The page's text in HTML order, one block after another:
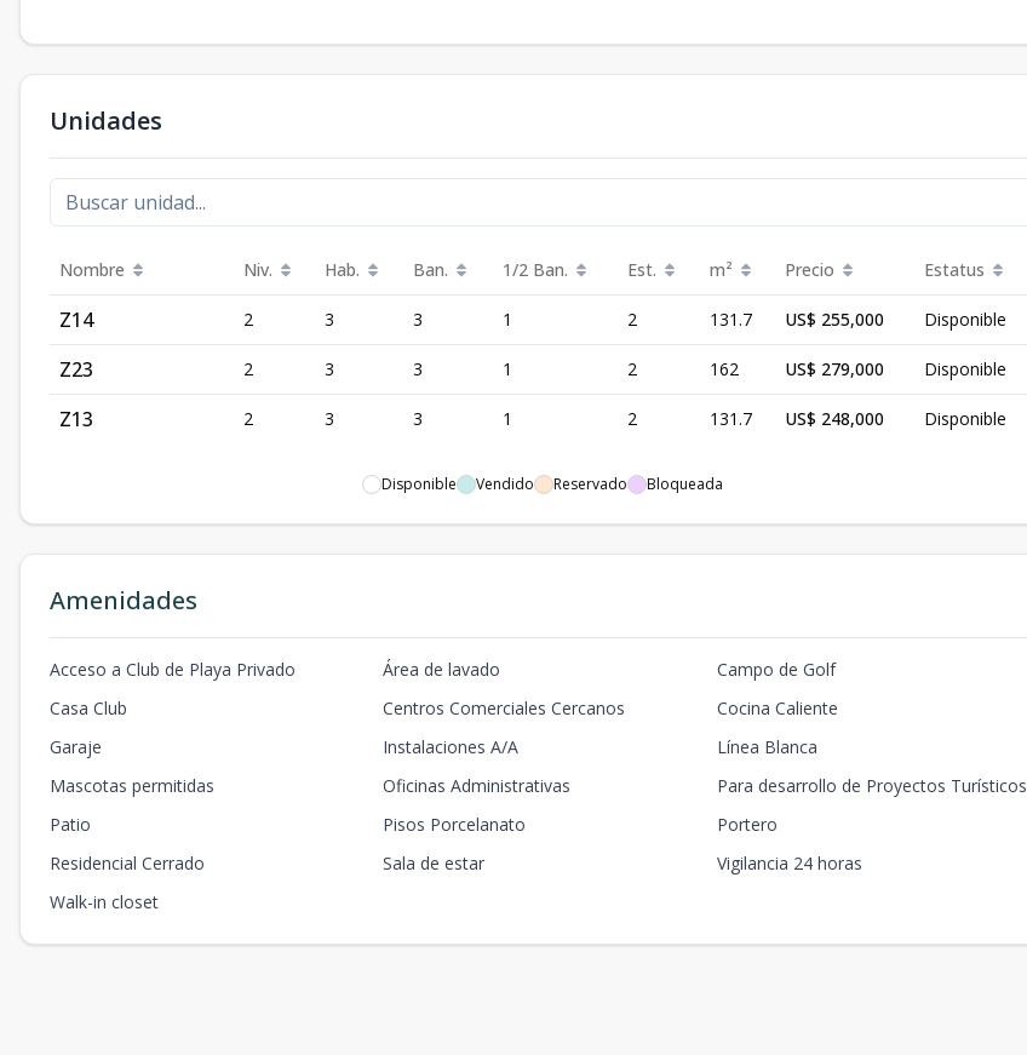
Unidades
Nombre Niv. Hab. Ban. 1/2 Ban. Est. m² Precio Estatus
Z14 2 3 3 1 2 131.7 US$ 255,000 Disponible
Z23 2 3 3 1 2 162 US$ 279,000 Disponible
Z13 2 3 3 1 2 131.7 US$ 248,000 Disponible
Disponible Vendido Reservado Bloqueada
Amenidades
Acceso a Club de Playa Privado Área de lavado
Campo de Golf
Casa Club
Centros Comerciales Cercanos
Cocina Caliente
Garaje
Instalaciones A/A
Línea Blanca
Mascotas permitidas
Oficinas Administrativas
Para desarrollo de Proyectos Turísticos
Patio
Pisos Porcelanato
Portero
Residencial Cerrado
Sala de estar
Vigilancia 24 horas
Walk-in closet